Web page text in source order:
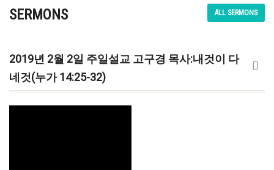
SERMONS ALL SERMONS
2019년 2월 2일 주일설교 고구경 목사:내것이 다
네것(누가 14:25-32)